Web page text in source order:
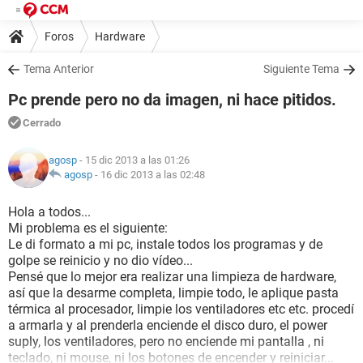
Foros Hardware
Tema Anterior Siguiente Tema
Pc prende pero no da imagen, ni hace pitidos.
Cerrado
agosp - 15 dic 2013 a las 01:26
agosp - 16 dic 2013 a las 02:48
Hola a todos...
Mi problema es el siguiente:
Le di formato a mi pc, instale todos los programas y de
golpe se reinicio y no dio vídeo...
Pensé que lo mejor era realizar una limpieza de hardware,
así que la desarme completa, limpie todo, le aplique pasta
térmica al procesador, limpie los ventiladores etc etc. procedí
a armarla y al prenderla enciende el disco duro, el power
suply, los ventiladores, pero no enciende mi pantalla , ni
teclado, ni mouse, ni los botones de encender y reiniciar...